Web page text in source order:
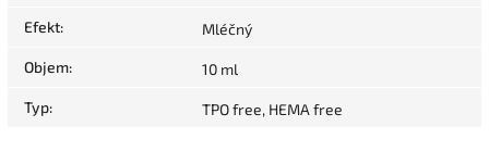
Efekt: Mléčný
Objem: 10 ml
Typ: TPO free, HEMA free